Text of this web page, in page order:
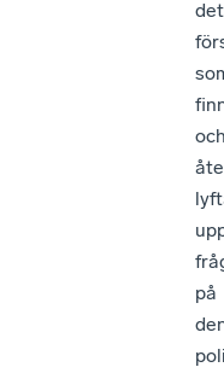
det
på